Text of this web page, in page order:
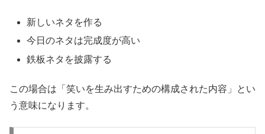
新しいネタを作る
今日のネタは完成度が高い
鉄板ネタを披露する
この場合は「笑いを生み出すための構成された内容」とい
う意味になります。